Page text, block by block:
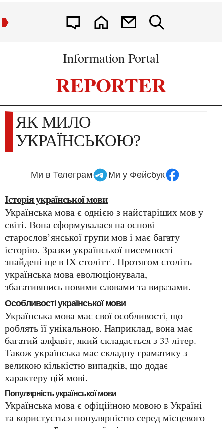
Information Portal
REPORTER
ЯК МИЛО
УКРАЇНСЬКОЮ?
Ми в Телеграм Ми у Фейсбук
Історія української мови
Українська мова є однією з найстаріших мов у
світі. Вона сформувалася на основі
старослов’янської групи мов і має багату
історію. Зразки української писемності
знайдені ще в IX столітті. Протягом століть
українська мова еволюціонувала,
збагатившись новими словами та виразами.
Особливості української мови
Українська мова має свої особливості, що
роблять її унікальною. Наприклад, вона має
багатий алфавіт, який складається з 33 літер.
Також українська має складну граматику з
великою кількістю випадків, що додає
характеру цій мові.
Популярність української мови
Українська мова є офіційною мовою в Україні
та користується популярністю серед місцевого